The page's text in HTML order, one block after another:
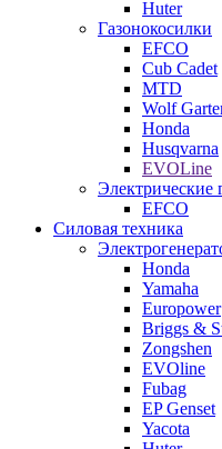
Huter
Газонокосилки
EFCO
Cub Cadet
MTD
Wolf
Honda
Husqvarna
EVOLine
Электрические
EFCO
Силовая техника
Honda
Yamaha
Europower
Briggs &
Zongshen
EVOline
Fubag
EP Genset
Yacota